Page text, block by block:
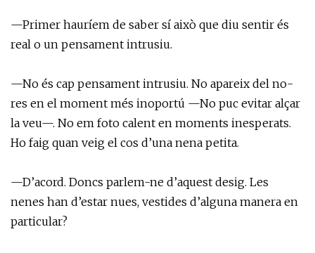
—Primer hauríem de saber sí això que diu sentir és
real o un pensament intrusiu.
—No és cap pensament intrusiu. No apareix del no-
res en el moment més inoportú —No puc evitar alçar
la veu—. No em foto calent en moments inesperats.
Ho faig quan veig el cos d’una nena petita.
—D’acord. Doncs parlem-ne d’aquest desig. Les
nenes han d’estar nues, vestides d’alguna manera en
particular?